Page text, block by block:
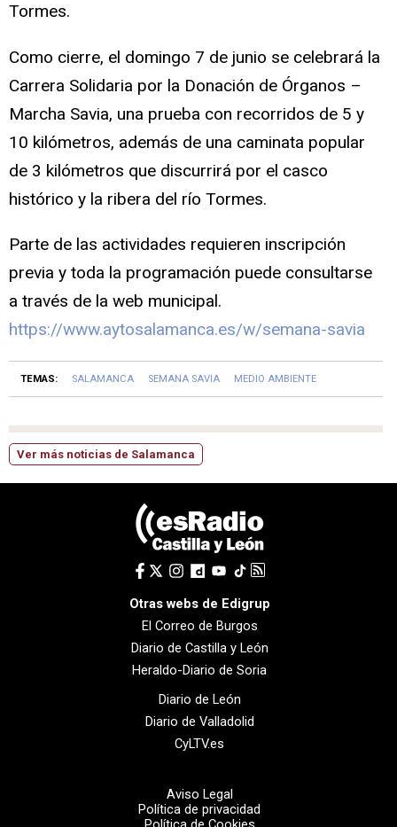
Tormes.
Como cierre, el domingo 7 de junio se celebrará la
Carrera Solidaria por la Donación de Órganos –
Marcha Savia, una prueba con recorridos de 5 y
10 kilómetros, además de una caminata popular
de 3 kilómetros que discurrirá por el casco
histórico y la ribera del río Tormes.
Parte de las actividades requieren inscripción
previa y toda la programación puede consultarse
a través de la web municipal.
https://www.aytosalamanca.es/w/semana-savia
TEMAS: SALAMANCA SEMANA SAVIA MEDIO AMBIENTE
Ver más noticias de Salamanca
Otras webs de Edigrup
El Correo de Burgos
Diario de Castilla y León
Heraldo-Diario de Soria
Diario de León
Diario de Valladolid
CyLTV.es
Aviso Legal
Política de privacidad